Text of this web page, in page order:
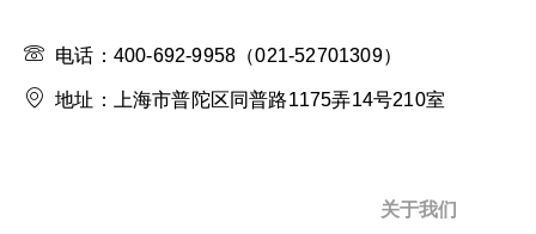
电话：400-692-9958（021-52701309）
地址：上海市普陀区同普路1175弄14号210室
关于我们